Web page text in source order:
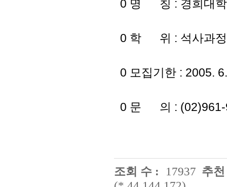
0 명 칭 : 경희대학
0 학 위 : 석사과정
0 모집기한 : 2005.
0 문 의 : (02)961-
조회 수 : 17937 추